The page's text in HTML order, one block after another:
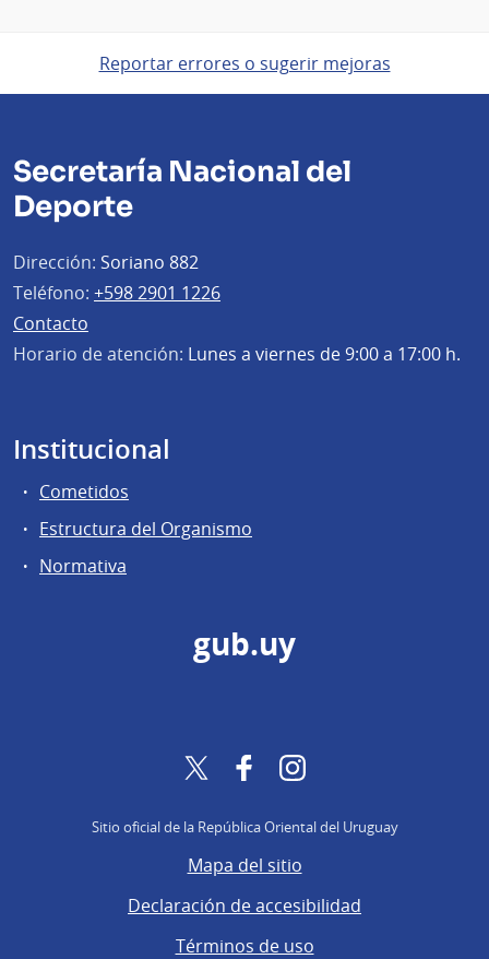
Reportar errores o sugerir mejoras
Secretaría Nacional del
Deporte
Dirección: Soriano 882
Teléfono: +598 2901 1226
Contacto
Horario de atención: Lunes a viernes de 9:00 a 17:00 h.
Institucional
Cometidos
Estructura del Organismo
Normativa
gub.uy
Twitter FacebookInstagram
Sitio oficial de la República Oriental del Uruguay
Mapa del sitio
Declaración de accesibilidad
Términos de uso